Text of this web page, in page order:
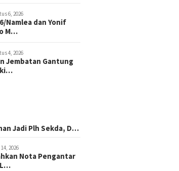
6, 2026
Namlea dan Yonif
M…
4, 2026
Jembatan Gantung
Jadi Plh Sekda, D…
2026
Nota Pengantar
L…